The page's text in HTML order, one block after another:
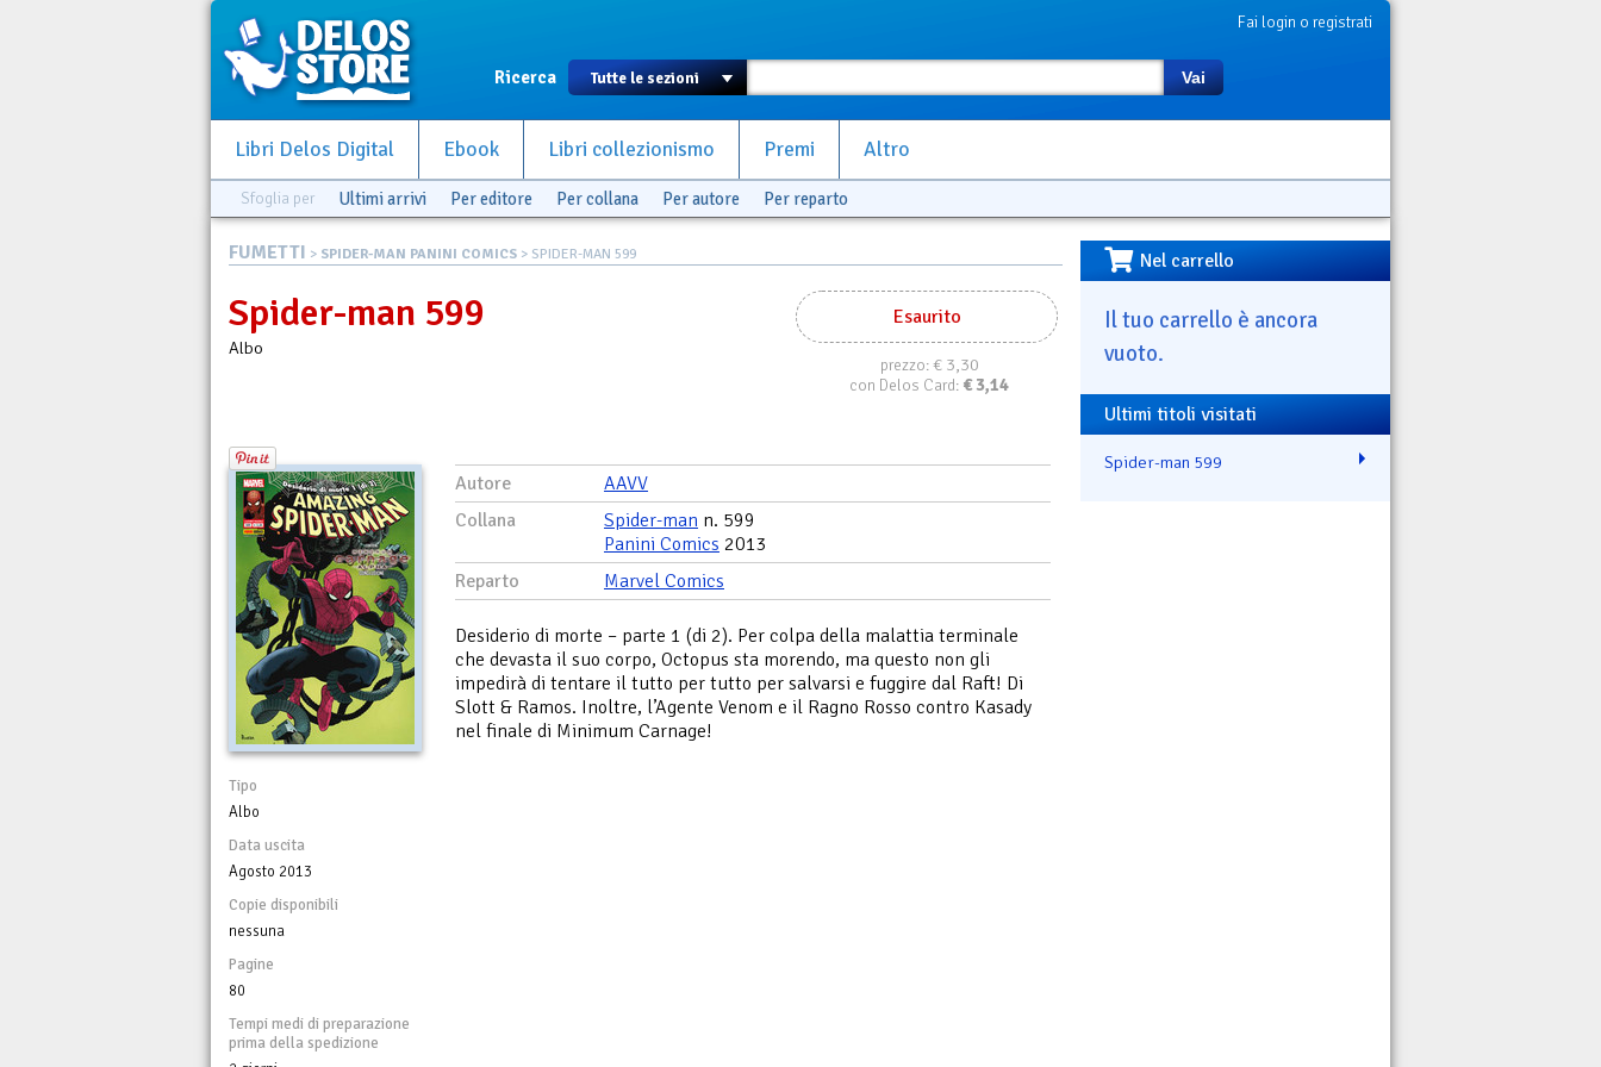
Fai login o registrati
Ricerca Vai
Libri Delos Digital Ebook Libri collezionismo Premi Altro
Sfoglia per Ultimi arrivi Per editore Per collana Per autore Per reparto
FUMETTI > SPIDER-MAN PANINI COMICS > SPIDER-MAN 599
Esaurito
prezzo:€ 3,30
con Delos Card: € 3,14
Spider-man 599
Albo
Tipo
Albo
Data uscita
Agosto 2013
Copie disponibili
nessuna
Pagine
80
Tempi medi di preparazione
prima della spedizione
Autore
AAVV
Collana
Spider-man n. 599
Panini Comics 2013
Reparto
Marvel Comics
Desiderio di morte – parte 1 (di 2). Per colpa della malattia terminale
che devasta il suo corpo, Octopus sta morendo, ma questo non gli
impedirà di tentare il tutto per tutto per salvarsi e fuggire dal Raft! Di
Slott & Ramos. Inoltre, l’Agente Venom e il Ragno Rosso contro Kasady
nel finale di Minimum Carnage!
Nel carrello
Il tuo carrello è ancora
vuoto.
Ultimi titoli visitati
Spider-man 599